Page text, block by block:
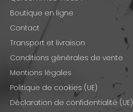
Boutique en ligne
Contact
Transport et livraison
Conditions générales de vente
Mentions légales
Politique de cookies (UE)
Déclaration de confidentialité (UE)